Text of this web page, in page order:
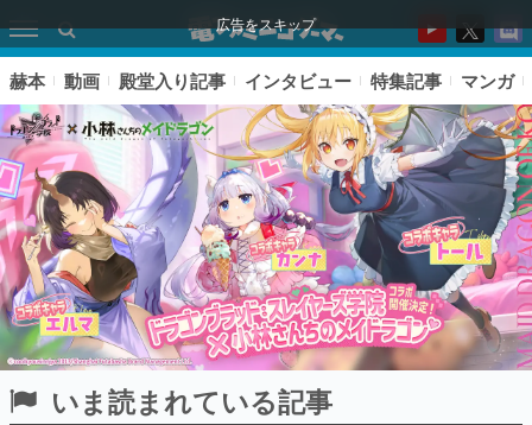
広告をスキップ
赫本 動画 殿堂入り記事 インタビュー 特集記事 マンガ
いま読まれている記事